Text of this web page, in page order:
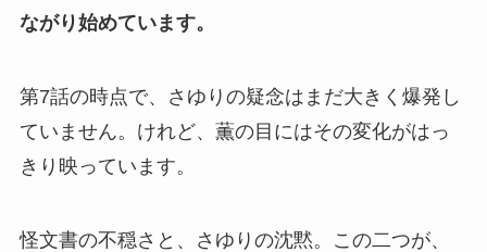
ながり始めています。
第7話の時点で、さゆりの疑念はまだ大きく爆発し
ていません。けれど、薫の目にはその変化がはっ
きり映っています。
怪文書の不穏さと、さゆりの沈黙。この二つが、